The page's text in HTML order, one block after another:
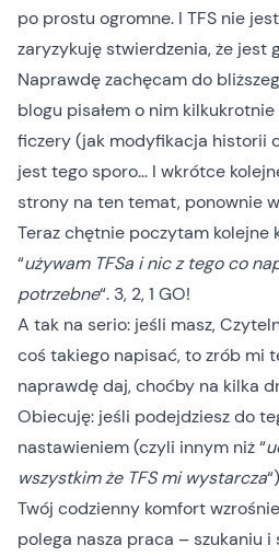
po prostu ogromne. I TFS nie
zaryzykuję stwierdzenia, że jest
Naprawdę zachęcam do
blogu pisałem o nim kilkukrotnie
ficzery (jak modyfikacja historii
jest tego sporo… I wkrótce
strony na ten temat, ponownie
Teraz chętnie poczytam kolejne
“używam TFSa i nic z tego co
potrzebne“. 3, 2, 1 GO!
A tak na serio: jeśli masz,
coś takiego napisać, to zrób mi
naprawdę daj, choćby na kilka
Obiecuję: jeśli podejdziesz do
nastawieniem (czyli innym niż “
wszystkim że TFS mi wystarcza
Twój codzienny komfort
polega nasza praca – szukaniu